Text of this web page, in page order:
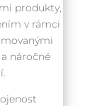
produkty,
v rámci
náročné